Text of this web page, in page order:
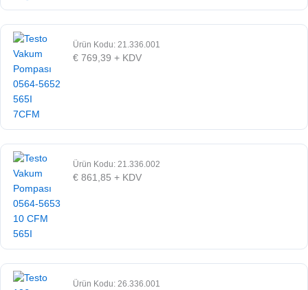
Ürün Kodu: 21.336.001
€ 769,39 + KDV
Ürün Kodu: 21.336.002
€ 861,85 + KDV
Ürün Kodu: 26.336.001